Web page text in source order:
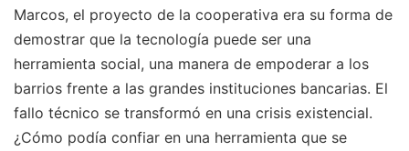
Marcos, el proyecto de la cooperativa era su forma de
demostrar que la tecnología puede ser una
herramienta social, una manera de empoderar a los
barrios frente a las grandes instituciones bancarias. El
fallo técnico se transformó en una crisis existencial.
¿Cómo podía confiar en una herramienta que se